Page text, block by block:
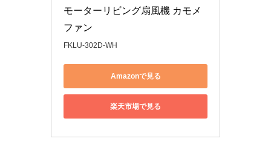
モーターリビング扇風機 カモメ
ファン
FKLU-302D-WH
Amazonで見る
楽天市場で見る